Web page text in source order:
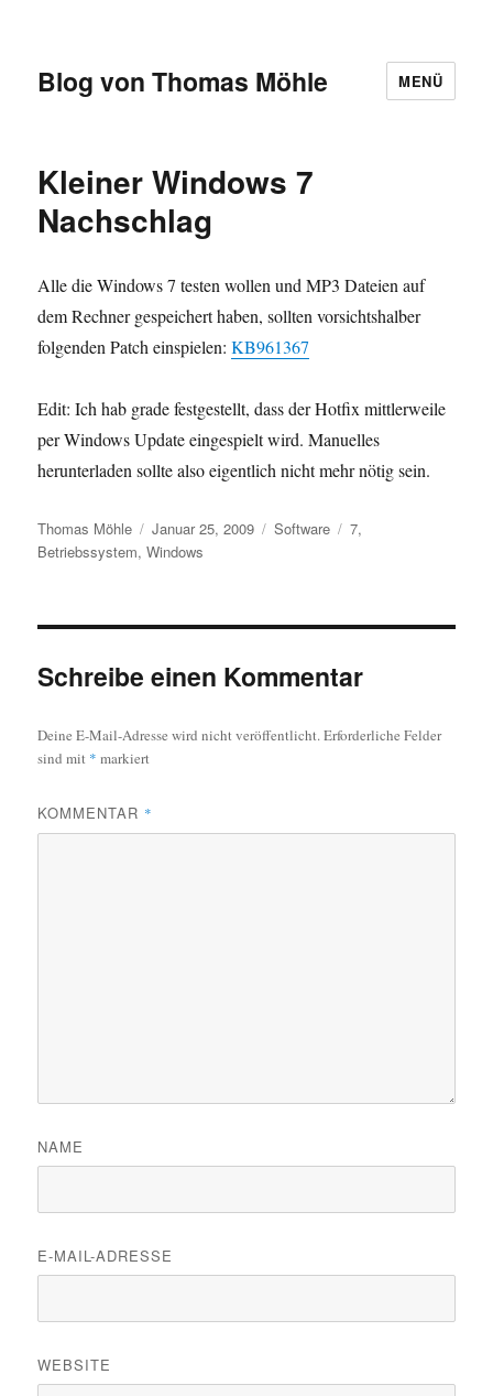
Blog von Thomas Möhle MENÜ
Kleiner Windows 7
Nachschlag
Alle die Windows 7 testen wollen und MP3 Dateien auf
dem Rechner gespeichert haben, sollten vorsichtshalber
folgenden Patch einspielen:KB961367
Edit: Ich hab grade festgestellt, dass der Hotfix mittlerweile
per Windows Update eingespielt wird. Manuelles
herunterladen sollte also eigentlich nicht mehr nötig sein.
Autor
Thomas Möhle
Veröffentlicht
am
Januar 25, 2009 Kategorien
Software Schlagwörter
7,
Betriebssystem,Windows
Schreibe einen Kommentar
Deine E-Mail-Adresse wird nicht veröffentlicht.Erforderliche Felder
sind mit * markiert
KOMMENTAR *
NAME
E-MAIL-ADRESSE
WEBSITE